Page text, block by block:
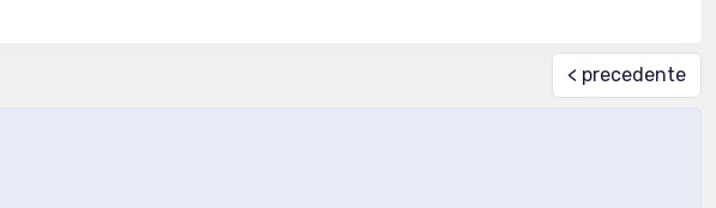
< precedente